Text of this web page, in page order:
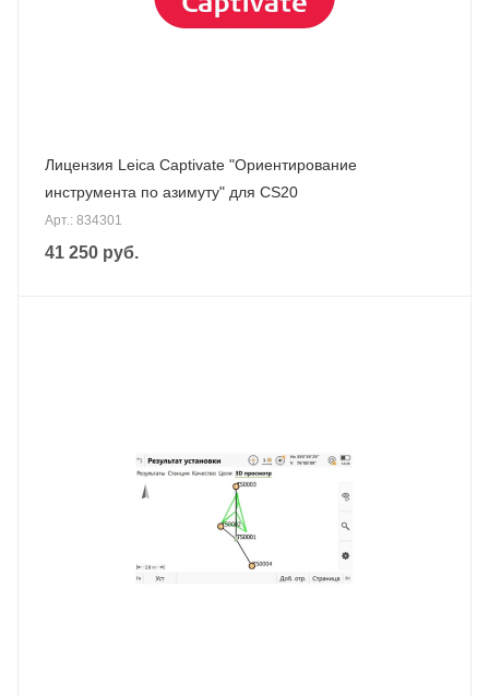
Лицензия Leica Captivate "Ориентирование
инструмента по азимуту" для CS20
Арт.: 834301
41 250 руб.